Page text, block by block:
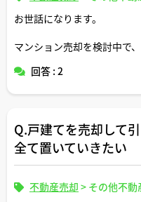
お世話になります。
マンション売却を検討中で
についてコメントを頂けまし
回答 : 2
Q.戸建てを売却して
全て置いていきたい
不動産売却 > その他不